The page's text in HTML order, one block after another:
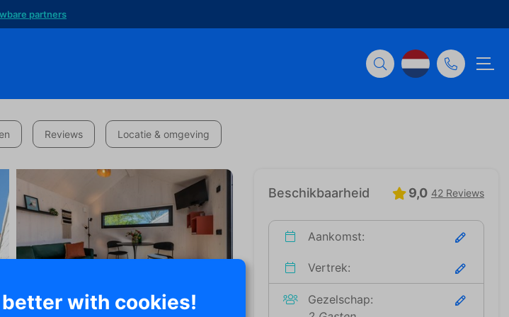
partners
Reviews Locatie & omgeving
Beschikbaarheid 9,0 42 Reviews
Aankomst:
Vertrek:
Gezelschap:
with cookies!